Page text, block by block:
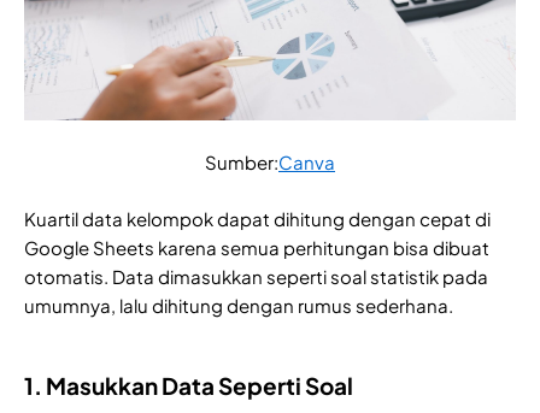
Sumber:Canva
Kuartil data kelompok dapat dihitung dengan cepat di
Google Sheets karena semua perhitungan bisa dibuat
otomatis. Data dimasukkan seperti soal statistik pada
umumnya, lalu dihitung dengan rumus sederhana.
1. Masukkan Data Seperti Soal